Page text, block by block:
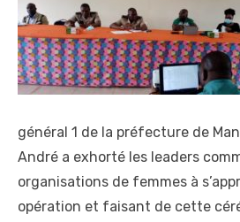
général 1 de la préfecture de
André a exhorté les leaders
organisations de femmes à
opération et faisant de cette